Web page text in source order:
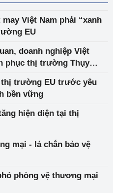
Việt Nam phải “xanh
EU
doanh nghiệp Việt
phục thị trường Thụy
thị trường EU trước yêu
bền vững
hiện diện tại thị
mại - lá chắn bảo vệ
phòng vệ thương mại